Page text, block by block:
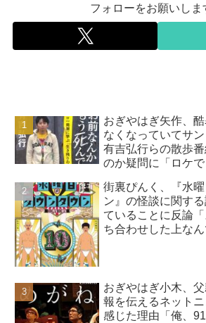
フォローをお願いしま
おぎやはぎ矢作、
なくなっていてサ
有吉弘行らの散歩
のか疑問に「ロケ
街裏ぴんく、『水
ン』の怪談に関す
ていることに反論
ち合わせした上な
おぎやはぎ小木、
報を伝えるネット
感じた理由「俺、